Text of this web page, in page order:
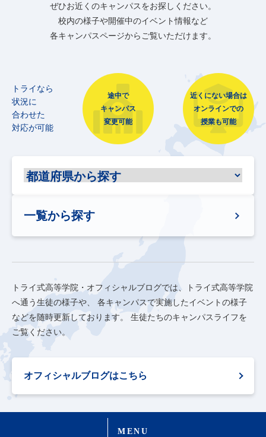
ぜひお近くのキャンパスをお探しください。
校内の様子や開催中のイベント情報など
各キャンパスページからご覧いただけます。
トライなら
状況に
合わせた
対応が可能
途中で
キャンパス
変更可能
近くにない場合は
オンラインでの
授業も可能
一覧から探す
トライ式高等学院・オフィシャルブログでは、トライ式高等学院
へ通う生徒の様子や、
各キャンパスで実施したイベントの様子
などを随時更新しております。
生徒たちのキャンパスライフを
ご覧ください。
オフィシャルブログはこちら
MENU